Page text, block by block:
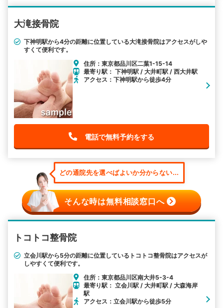
大滝接骨院
下神明駅から4分の距離に位置している大滝接骨院はアクセスがしや
すくて便利です。
住所：東京都品川区二葉1-15-14
最寄り駅： 下神明駅 / 大井町駅 / 西大井駅
アクセス：下神明駅から徒歩4分
電話で無料予約をする
どの通院先を選べばよいか分からない...
そんな時は無料相談窓口へ
トコトコ整骨院
立会川駅から5分の距離に位置しているトコトコ整骨院はアクセスが
しやすくて便利です。
住所：東京都品川区南大井5-3-4
最寄り駅： 立会川駅 / 大井町駅 / 大森海岸
駅
アクセス：立会川駅から徒歩5分